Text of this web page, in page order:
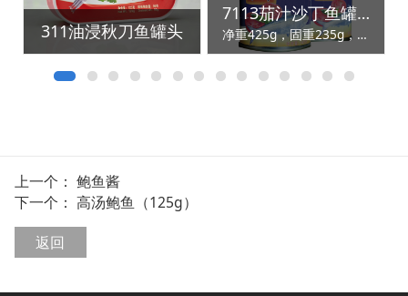
311油浸秋刀鱼罐头
7113茄汁沙丁鱼罐头（425g）
净重425g，固重235g，24罐/箱
上一个： 鲍鱼酱
下一个： 高汤鲍鱼（125g）
返回